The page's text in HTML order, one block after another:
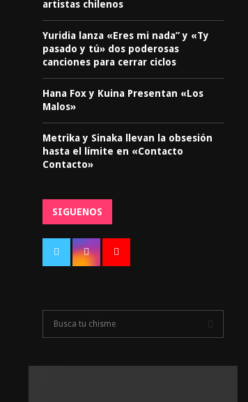
artistas chilenos
Yuridia lanza «Eres mi nada” y «Ty
pasado y tú» dos poderosas
canciones para cerrar ciclos
Hana Fox y Kuina Presentan «Los
Malos»
Metrika y Sinaka llevan la obsesión
hasta el límite en «Contacto
Contacto»
SIGUENOS